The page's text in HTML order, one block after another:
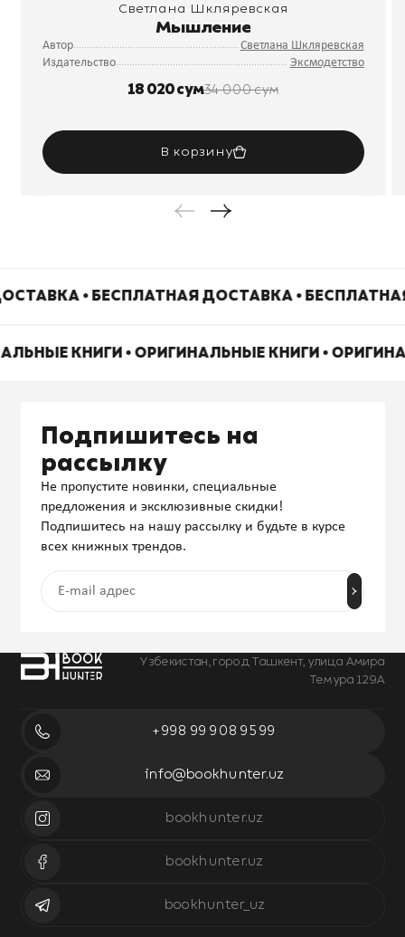
Светлана Шкляревская
Мышление
Автор
Светлана Шкляревская
Издательство
Эксмодетство
18 020 сум34 000 сум
В корзину
• БЕСПЛАТНАЯ ДОСТАВКА •
КНИГИ • ОРИГИНАЛЬНЫЕ КНИГИ •
Узбекистан, город Ташкент, улица Амира
Темура 129А
+998 99 908 95 99
info@bookhunter.uz
bookhunter.uz
bookhunter.uz
bookhunter_uz
Подпишитесь на
рассылку
Не пропустите новинки, специальные
предложения и эксклюзивные скидки!
Подпишитесь на нашу рассылку и будьте в курсе
всех книжных трендов.